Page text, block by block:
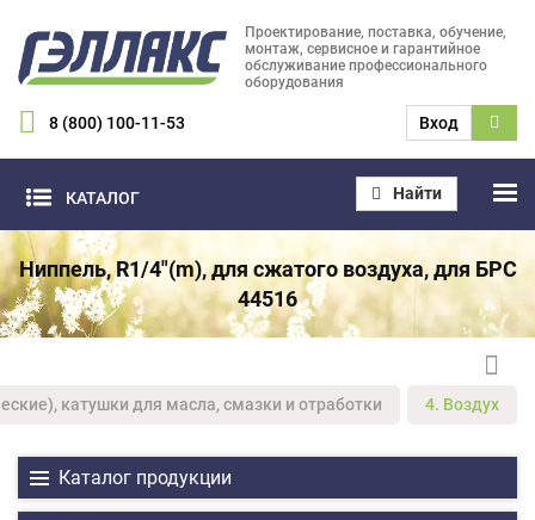
Проектирование, поставка, обучение,
монтаж, сервисное и гарантийное
обслуживание профессионального
оборудования
8 (800) 100-11-53 Вход
КАТАЛОГ Найти
Ниппель, R1/4"(m), для сжатого воздуха, для БРС
44516
катушки для масла, смазки и отработки 4. Воздух
Каталог продукции